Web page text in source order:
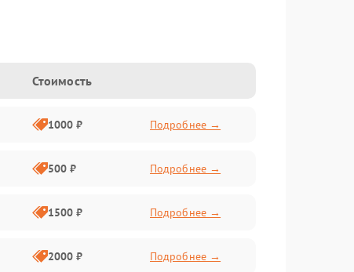
Стоимость
1000 ₽ Подробнее →
500 ₽ Подробнее →
1500 ₽ Подробнее →
2000 ₽ Подробнее →